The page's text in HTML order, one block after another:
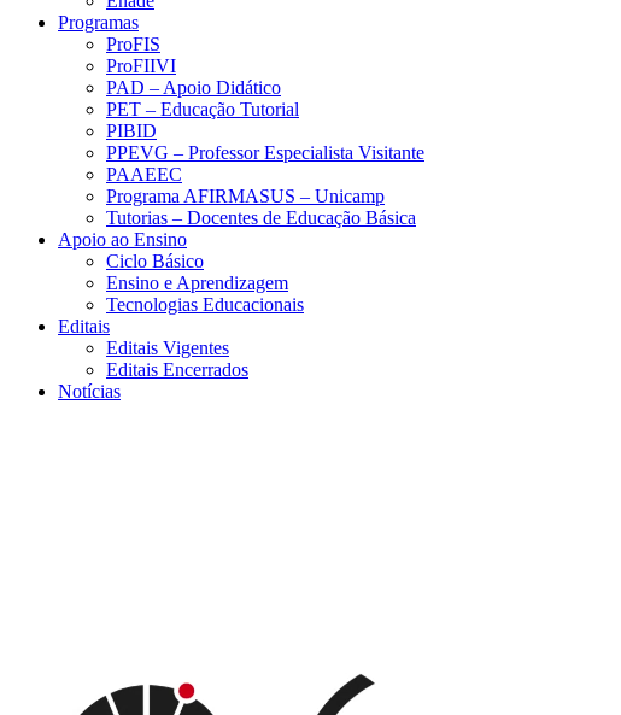
Programas
ProFIS
ProFIIVI
PAD – Apoio Didático
PET – Educação Tutorial
PIBID
PPEVG – Professor Especialista Visitante
PAAEEC
Programa AFIRMASUS – Unicamp
Tutorias – Docentes de Educação Básica
Apoio ao Ensino
Ciclo Básico
Ensino e Aprendizagem
Tecnologias Educacionais
Editais
Editais Vigentes
Editais Encerrados
Notícias